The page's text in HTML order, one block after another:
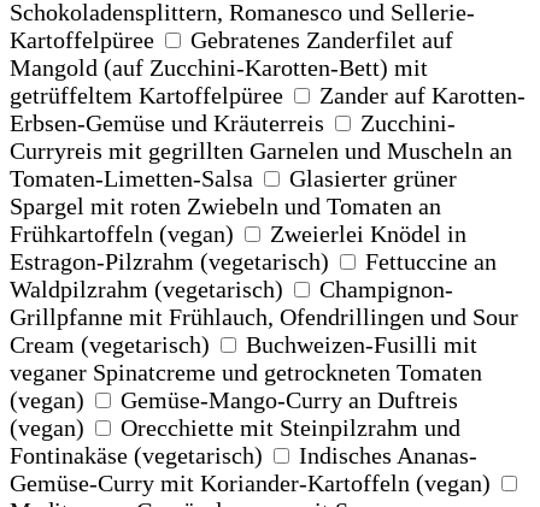
Schokoladensplittern, Romanesco und Sellerie-
Kartoffelpüree
Gebratenes Zanderfilet auf
Mangold (auf Zucchini-Karotten-Bett) mit
getrüffeltem Kartoffelpüree
Zander auf Karotten-
Erbsen-Gemüse und Kräuterreis
Zucchini-
Curryreis mit gegrillten Garnelen und Muscheln an
Tomaten-Limetten-Salsa
Glasierter grüner
Spargel mit roten Zwiebeln und Tomaten an
Frühkartoffeln (vegan)
Zweierlei Knödel in
Estragon-Pilzrahm (vegetarisch)
Fettuccine an
Waldpilzrahm (vegetarisch)
Champignon-
Grillpfanne mit Frühlauch, Ofendrillingen und Sour
Cream (vegetarisch)
Buchweizen-Fusilli mit
veganer Spinatcreme und getrockneten Tomaten
(vegan)
Gemüse-Mango-Curry an Duftreis
(vegan)
Orecchiette mit Steinpilzrahm und
Fontinakäse (vegetarisch)
Indisches Ananas-
Gemüse-Curry mit Koriander-Kartoffeln (vegan)